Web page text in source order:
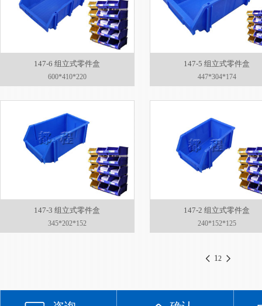
147-6 组立式零件盒
600*410*220
147-5 组立式零件盒
447*304*174
147-3 组立式零件盒
345*202*152
147-2 组立式零件盒
240*152*125
12